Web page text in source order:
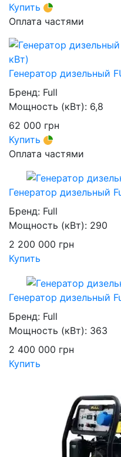
Купить
Оплата частями
Генератор дизельный
Бренд: Full
Мощность (кВт): 6,8
62 000 грн
Купить
Оплата частями
Генератор дизельный
Бренд: Full
Мощность (кВт): 290
2 200 000 грн
Купить
Генератор дизельный
Бренд: Full
Мощность (кВт): 363
2 400 000 грн
Купить